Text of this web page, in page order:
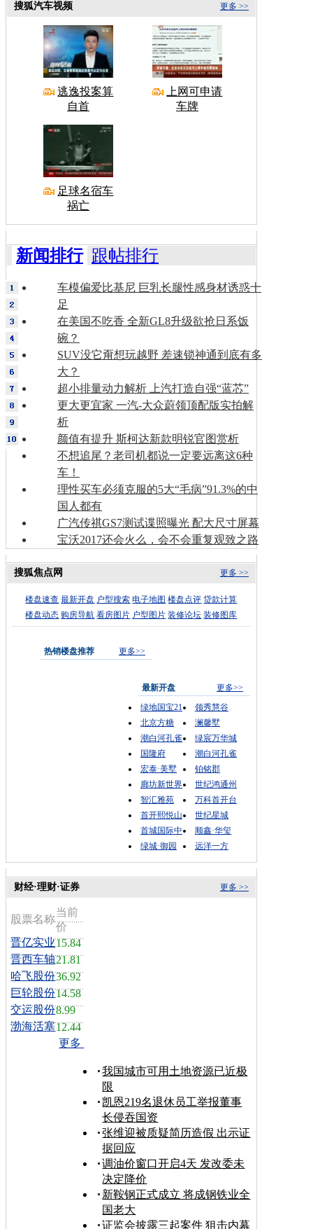
更多 >>
搜狐汽车视频
逃逸投案算
自首
上网可申请
车牌
足球名宿车
祸亡
新闻排行 跟帖排行
车模偏爱比基尼 巨乳长腿性感身材诱惑十
足
在美国不吃香 全新GL8升级欲抢日系饭
碗？
SUV没它甭想玩越野 差速锁神通到底有多
大？
超小排量动力解析 上汽打造自强“蓝芯”
更大更宜家 一汽-大众蔚领顶配版实拍解
析
颜值有提升 斯柯达新款明锐官图赏析
不想追尾？老司机都说一定要远离这6种
车！
理性买车必须克服的5大“毛病”91.3%的中
国人都有
广汽传祺GS7测试谍照曝光 配大尺寸屏幕
宝沃2017还会火么，会不会重复观致之路
更多 >>
搜狐焦点网
楼盘速查 最新开盘 户型搜索 电子地图 楼盘点评 贷款计算
楼盘动态 购房导航 看房图片 户型图片 装修论坛 装修图库
热销楼盘推荐 更多>>
最新开盘
更多>>
绿地国宝21
领秀慧谷
北京方糖
澜馨墅
潮白河孔雀
绿宸万华城
国隆府
潮白河孔雀
宏泰·美墅
铂铭郡
廊坊新世界
世纪鸿通州
智汇雅苑
万科首开台
首开熙悦山
世纪星城
首城国际中
顺鑫·华玺
绿城·御园
远洋一方
更多 >>
财经·理财·证券
股票名称
当前
价
晋亿实业15.84
晋西车轴21.81
哈飞股份36.92
巨轮股份14.58
交运股份8.99
渤海活塞12.44
更多
我国城市可用土地资源已近极
限
凯恩219名退休员工举报董事
长侵吞国资
张维迎被质疑简历造假 出示证
据回应
调油价窗口开启4天 发改委未
决定降价
新鞍钢正式成立 将成钢铁业全
国老大
证监会披露三起案件 狙击内幕